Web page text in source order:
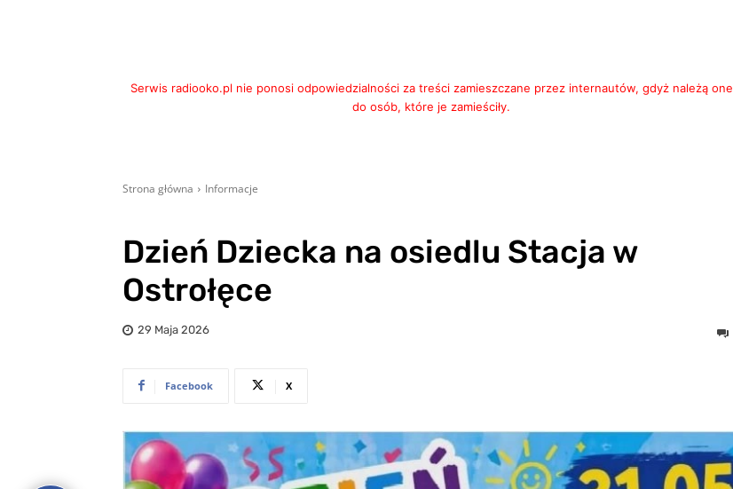
Serwis radiooko.pl nie ponosi odpowiedzialności za treści zamieszczane przez internautów, gdyż należą one
do osób, które je zamieściły.